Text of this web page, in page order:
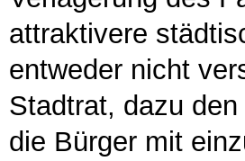
attraktivere
entweder nicht
Stadtrat, dazu
die Bürger mit